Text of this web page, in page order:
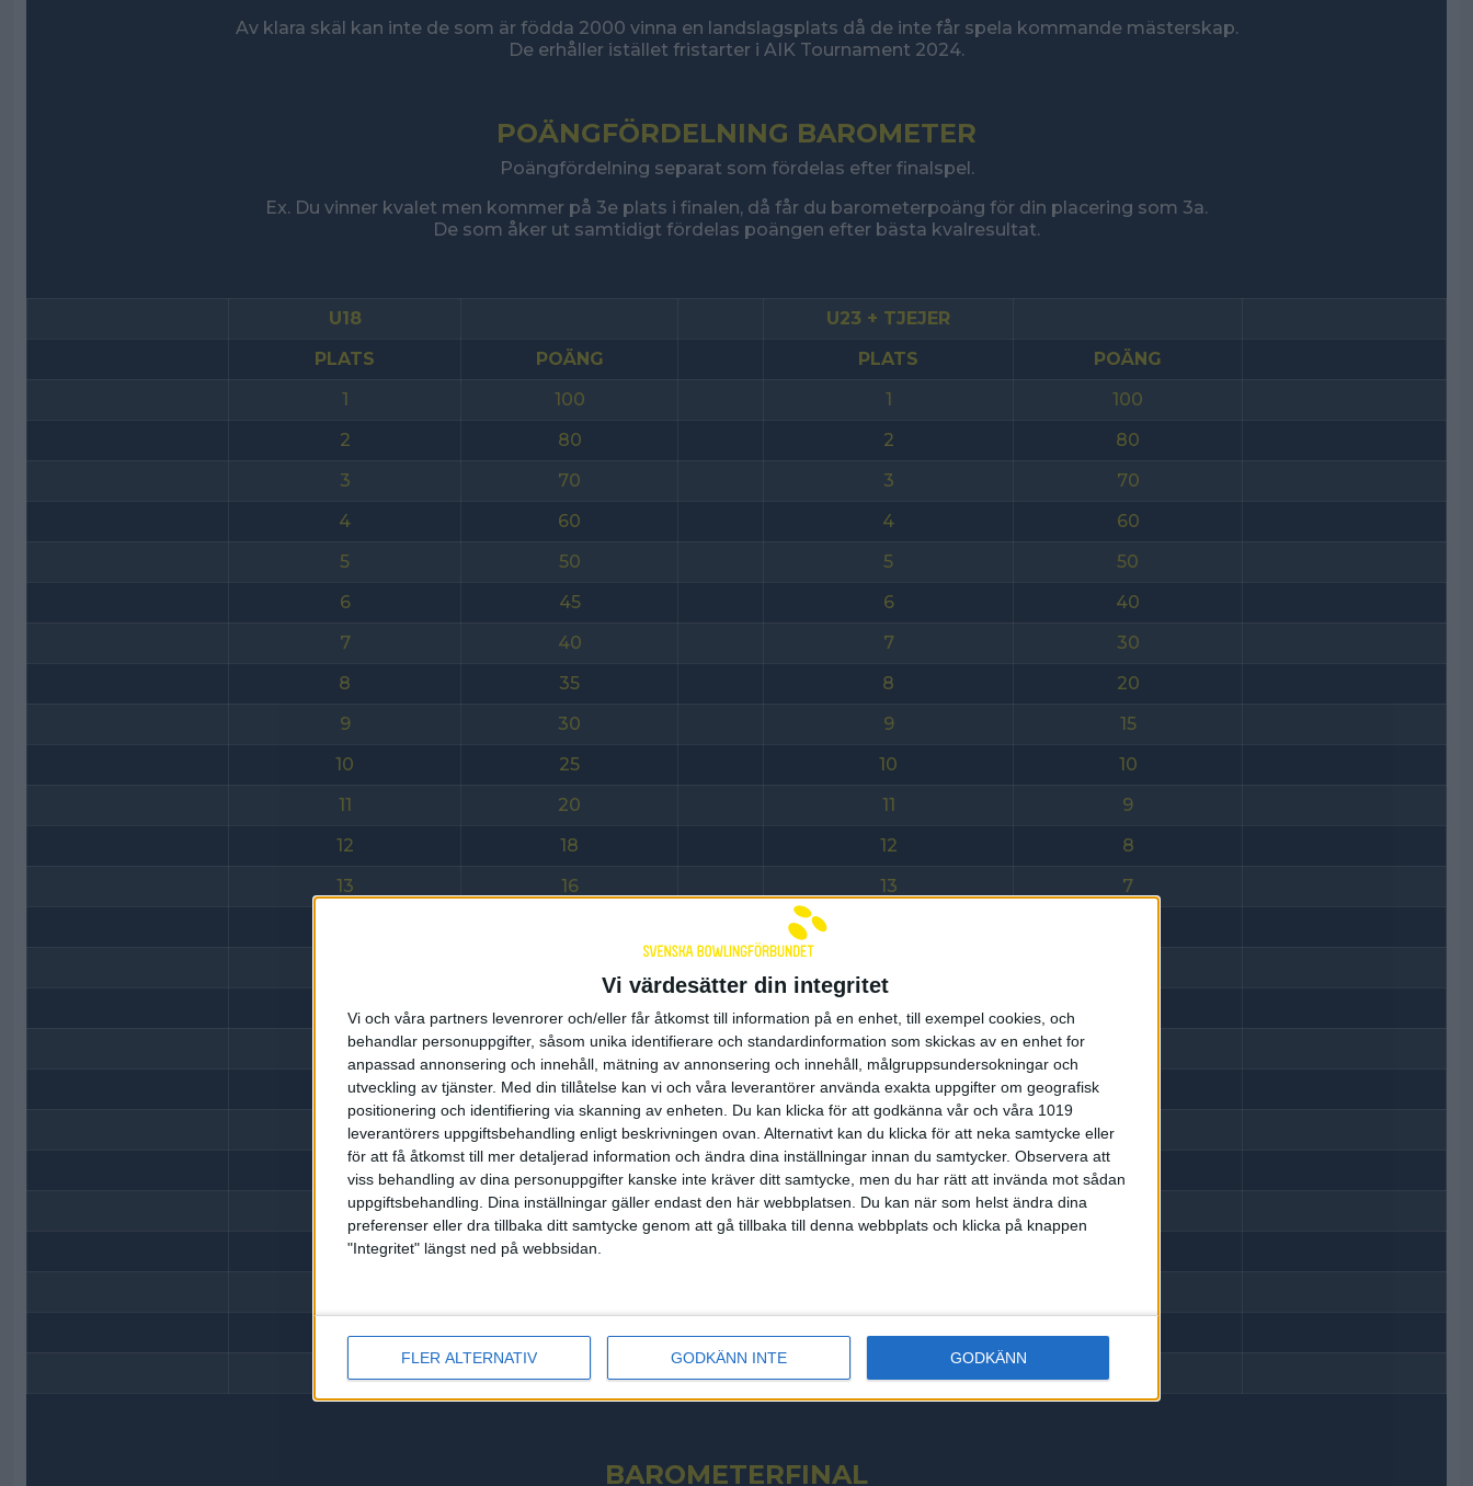
Vi värdesätter din integritet
Vi och våra partners levenrorer och/eller får åtkomst till information på en enhet, till exempel cookies, och
behandlar personuppgifter, såsom unika identifierare och standardinformation som skickas av en enhet for
anpassad annonsering och innehåll, mätning av annonsering och innehåll, målgruppsundersokningar och
utveckling av tjänster. Med din tillåtelse kan vi och våra leverantörer använda exakta uppgifter om geografisk
positionering och identifiering via skanning av enheten. Du kan klicka för att godkänna vår och våra 1019
leverantörers uppgiftsbehandling enligt beskrivningen ovan. Alternativt kan du klicka för att neka samtycke eller
för att få åtkomst till mer detaljerad information och ändra dina inställningar innan du samtycker. Observera att
viss behandling av dina personuppgifter kanske inte kräver ditt samtycke, men du har rätt att invända mot sådan
uppgiftsbehandling. Dina inställningar gäller endast den här webbplatsen. Du kan när som helst ändra dina
preferenser eller dra tillbaka ditt samtycke genom att gå tillbaka till denna webbplats och klicka på knappen
"Integritet" längst ned på webbsidan.
FLER ALTERNATIV GODKÄNN INTE GODKÄNN
Av klara skäl kan inte de som är födda 2000 vinna en landslagsplats då de inte får spela kommande mästerskap.
De erhåller istället fristarter i AIK Tournament 2024.
POÄNGFÖRDELNING BAROMETER
Poängfördelning separat som fördelas efter finalspel.
Ex. Du vinner kvalet men kommer på 3e plats i finalen, då får du barometerpoäng för din placering som 3a.
De som åker ut samtidigt fördelas poängen efter bästa kvalresultat.
U18
U23 + TJEJER
PLATS
POÄNG PLATS
POÄNG
1
100 1
100
2
80 2
80
3
70 3
70
4
60 4
60
5
50 5
50
6
45 6
40
7
40 7
30
8
35 8
20
9
30 9
15
10
25 10
10
11
20 11
9
12
18 12
8
13
16 13
7
16
17
9 17
18
8 18
19
7 19⬇️
21
5
22
5
24
5
25⬇️
BAROMETERFINAL